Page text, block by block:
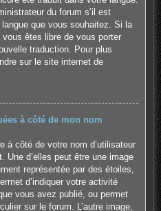
du forum s’il est
que vous souhaitez. Si la
êtes libre de vous porter
traduction. Pour plus
sur le site internet de
à côté de mon nom
à côté de votre nom d’utilisateur
Une d’elles peut être une image
représentée par des étoiles,
d’indiquer votre activité
vous avez publié, ou permet
sur le forum. L’autre image,